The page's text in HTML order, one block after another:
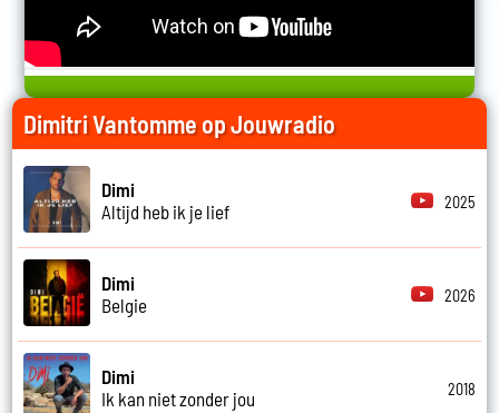
Dimitri Vantomme op Jouwradio
Dimi
Altijd heb ik je lief
2025
Dimi
Belgie
2026
Dimi
Ik kan niet zonder jou
2018